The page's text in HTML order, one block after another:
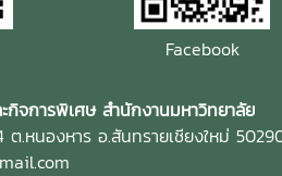
Facebook
จการพิเศษ สำนักงานมหาวิทยาลัย
.หนองหาร อ.สันทรายเชียงใหม่